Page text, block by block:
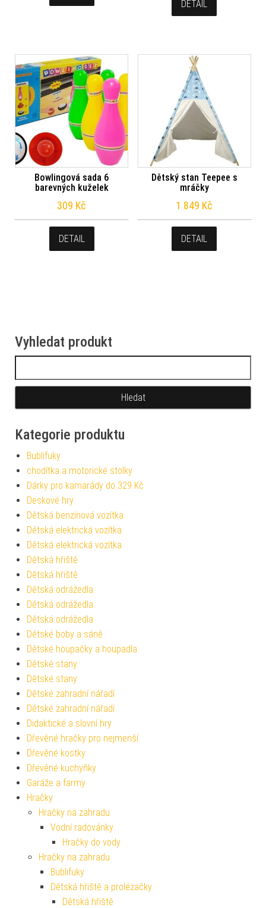
DETAIL
Bowlingová sada 6
barevných kuželek
309 Kč
DETAIL
Dětský stan Teepee s
mráčky
1 849 Kč
DETAIL
Vyhledat produkt
Kategorie produktu
Bublifuky
chodítka a motorické stolky
Dárky pro kamarády do 329 Kč
Deskové hry
Dětská benzínová vozítka
Dětská elektrická vozítka
Dětská elektrická vozítka
Dětská hřiště
Dětská hřiště
Dětská odrážedla
Dětská odrážedla
Dětská odrážedla
Dětské boby a sáně
Dětské houpačky a houpadla
Dětské stany
Dětské stany
Dětské zahradní nářadí
Dětské zahradní nářadí
Didaktické a slovní hry
Dřevěné hračky pro nejmenší
Dřevěné kostky
Dřevěné kuchyňky
Garáže a farmy
Hračky
Hračky na zahradu
Vodní radovánky
Hračky do vody
Hračky na zahradu
Bublifuky
Dětská hřiště a prolézačky
Dětská hřiště